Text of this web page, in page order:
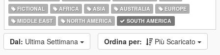
FICTIONAL
AFRICA ASIA AUSTRALIA
EUROPE
MIDDLE EAST
NORTH AMERICA SOUTH AMERICA
Dal: Ultima Settimana Ordina per: Più Scaricato